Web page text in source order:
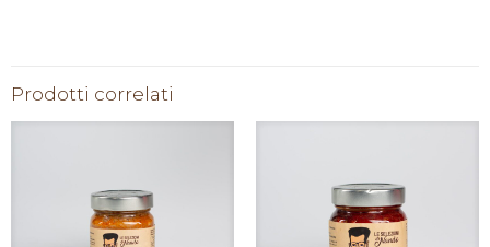
Prodotti correlati